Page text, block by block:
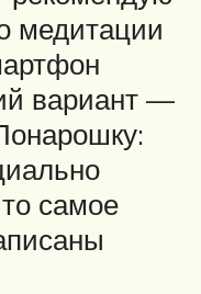
медитации
вариант —
самое